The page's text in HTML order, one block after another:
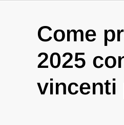
Come
2025
vincenti